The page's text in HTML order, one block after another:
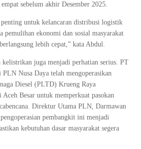
sebelum akhir Desember 2025.
penting untuk kelancaran distribusi logistik
pemulihan ekonomi dan sosial masyarakat
lebih cepat,” kata Abdul.
juga menjadi perhatian serius. PT
Nusa Daya telah mengoperasikan
Diesel (PLTD) Krueng Raya
Besar untuk memperkuat pasokan
Direktur Utama PLN, Darmawan
pembangkit ini menjadi
kebutuhan dasar masyarakat segera